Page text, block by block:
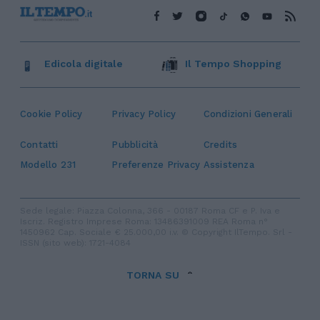
Cookie Policy Privacy Policy Condizioni Generali
Contatti Pubblicità
Credits
Modello 231
Preferenze Privacy Assistenza
Edicola digitale Il Tempo Shopping
TORNA SU